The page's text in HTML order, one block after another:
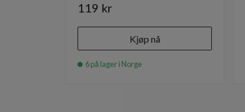
119 kr
Kjøp nå
6 på lager i Norge